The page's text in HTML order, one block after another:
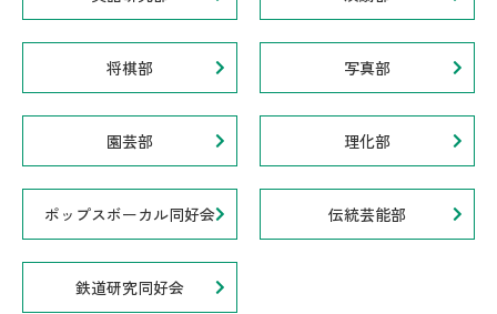
将棋部 写真部
園芸部 理化部
ポップスボーカル同好会 伝統芸能部
鉄道研究同好会